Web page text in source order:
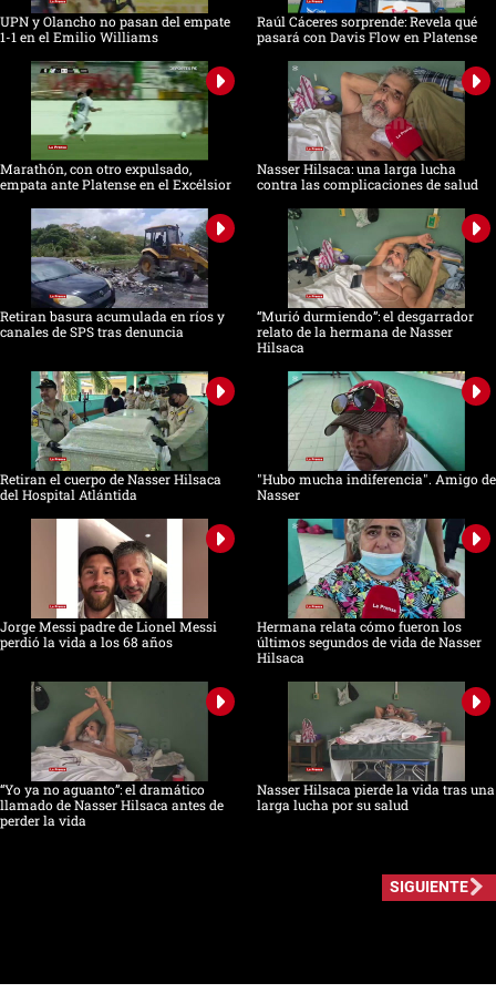
UPN y Olancho no pasan del empate
1-1 en el Emilio Williams
Raúl Cáceres sorprende: Revela qué
pasará con Davis Flow en Platense
Marathón, con otro expulsado,
empata ante Platense en el Excélsior
Nasser Hilsaca: una larga lucha
contra las complicaciones de salud
Retiran basura acumulada en ríos y
canales de SPS tras denuncia
“Murió durmiendo”: el desgarrador
relato de la hermana de Nasser
Hilsaca
Retiran el cuerpo de Nasser Hilsaca
del Hospital Atlántida
"Hubo mucha indiferencia". Amigo de
Nasser
Jorge Messi padre de Lionel Messi
perdió la vida a los 68 años
Hermana relata cómo fueron los
últimos segundos de vida de Nasser
Hilsaca
“Yo ya no aguanto”: el dramático
llamado de Nasser Hilsaca antes de
perder la vida
Nasser Hilsaca pierde la vida tras una
larga lucha por su salud
SIGUIENTE